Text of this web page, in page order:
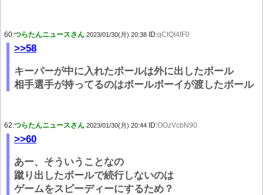
60:つらたんニュースさん 2023/01/30(月) 20:38 ID:qCtQI4tF0
>>58
キーパーが中に入れたボールは外に出したボール
相手選手が持ってるのはボールボーイが渡したボール
62:つらたんニュースさん 2023/01/30(月) 20:44 ID:OOzVcbN90
>>60
あー、そういうことなの
蹴り出したボールで続行しないのは
ゲームをスピーディーにするため？